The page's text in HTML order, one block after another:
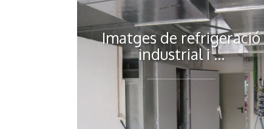
Imatges de refrigeració
industrial i ...